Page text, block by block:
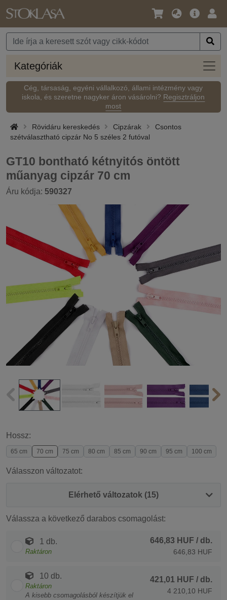
Nyelv
Pénznem
Fő
Kategóriák
Cég, társaság, egyéni vállalkozó, állami intézmény vagy
iskola, és szeretne nagyker áron vásárolni? Regisztráljon
most
Rövidáru kereskedés Cipzárak
Csontos
szétválasztható cipzár No 5 széles 2 futóval
GT10 bontható kétnyitós öntött
műanyag cipzár 70 cm
Áru kódja: 590327
Hossz:
65 cm 70 cm 75 cm 80 cm 85 cm 90 cm 95 cm 100 cm
Válasszon változatot:
Elérhető változatok (15)
Válassza a következő darabos csomagolást:
1 db.
Raktáron
646,83 HUF / db.
646,83 HUF
10 db.
Raktáron
A kisebb csomagolásból készítjük el
421,01 HUF / db.
4 210,10 HUF